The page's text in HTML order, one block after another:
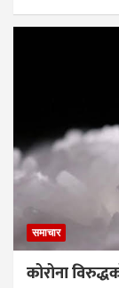
समाचार
कोरोना